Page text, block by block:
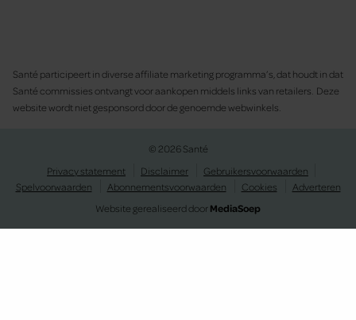
Santé participeert in diverse affiliate marketing programma’s, dat houdt in dat
Santé commissies ontvangt voor aankopen middels links van retailers. Deze
website wordt niet gesponsord door de genoemde webwinkels.
© 2026 Santé
Privacy statement
Disclaimer
Gebruikersvoorwaarden
Spelvoorwaarden
Abonnementsvoorwaarden Cookies
Adverteren
Website gerealiseerd doorMediaSoep